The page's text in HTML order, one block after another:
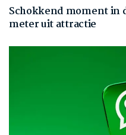
Schokkend moment in
meter uit attractie